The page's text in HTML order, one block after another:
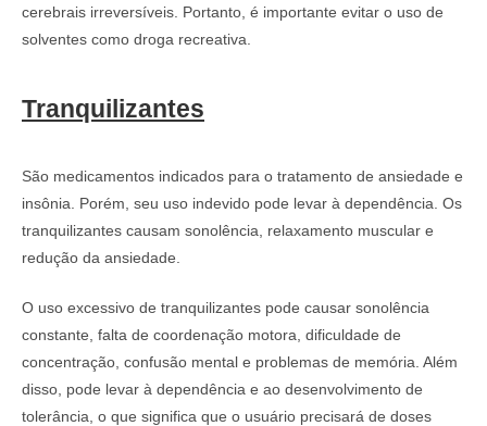
cerebrais irreversíveis. Portanto, é importante evitar o uso de
solventes como droga recreativa.
Tranquilizantes
São medicamentos indicados para o tratamento de ansiedade e
insônia. Porém, seu uso indevido pode levar à dependência. Os
tranquilizantes causam sonolência, relaxamento muscular e
redução da ansiedade.
O uso excessivo de tranquilizantes pode causar sonolência
constante, falta de coordenação motora, dificuldade de
concentração, confusão mental e problemas de memória. Além
disso, pode levar à dependência e ao desenvolvimento de
tolerância, o que significa que o usuário precisará de doses